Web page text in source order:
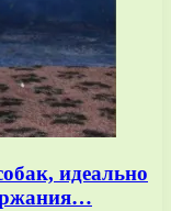
идеально